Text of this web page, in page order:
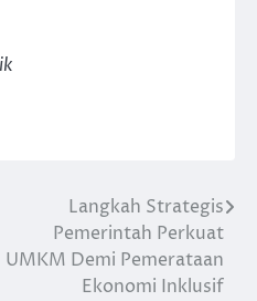
Langkah Strategis
Pemerintah Perkuat
UMKM Demi Pemerataan
Ekonomi Inklusif